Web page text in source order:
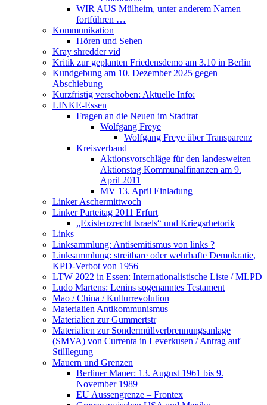
WIR AUS Mülheim, unter anderem Namen
fortführen …
Kommunikation
Hören und Sehen
Kray shredder vid
Kritik zur geplanten Friedensdemo am 3.10 in Berlin
Kundgebung am 10. Dezember 2025 gegen
Abschiebung
Kurzfristig verschoben: Aktuelle Info:
LINKE-Essen
Fragen an die Neuen im Stadtrat
Wolfgang Freye
Wolfgang Freye über Transparenz
Kreisverband
Aktionsvorschläge für den landesweiten
Aktionstag Kommunalfinanzen am 9.
April 2011
MV 13. April Einladung
Linker Aschermittwoch
Linker Parteitag 2011 Erfurt
„Existenzrecht Israels“ und Kriegsrhetorik
Links
Linksammlung: Antisemitismus von links ?
Linksammlung: streitbare oder wehrhafte Demokratie,
KPD-Verbot von 1956
LTW 2022 in Essen: Internationalistische Liste / MLPD
Ludo Martens: Lenins sogenanntes Testament
Mao / China / Kulturrevolution
Materialien Antikommunismus
Materialien zur Gummertstr
Materialien zur Sondermüllverbrennungsanlage
(SMVA) von Currenta in Leverkusen / Antrag auf
Stilllegung
Mauern und Grenzen
Berliner Mauer: 13. August 1961 bis 9.
November 1989
EU Aussengrenze – Frontex